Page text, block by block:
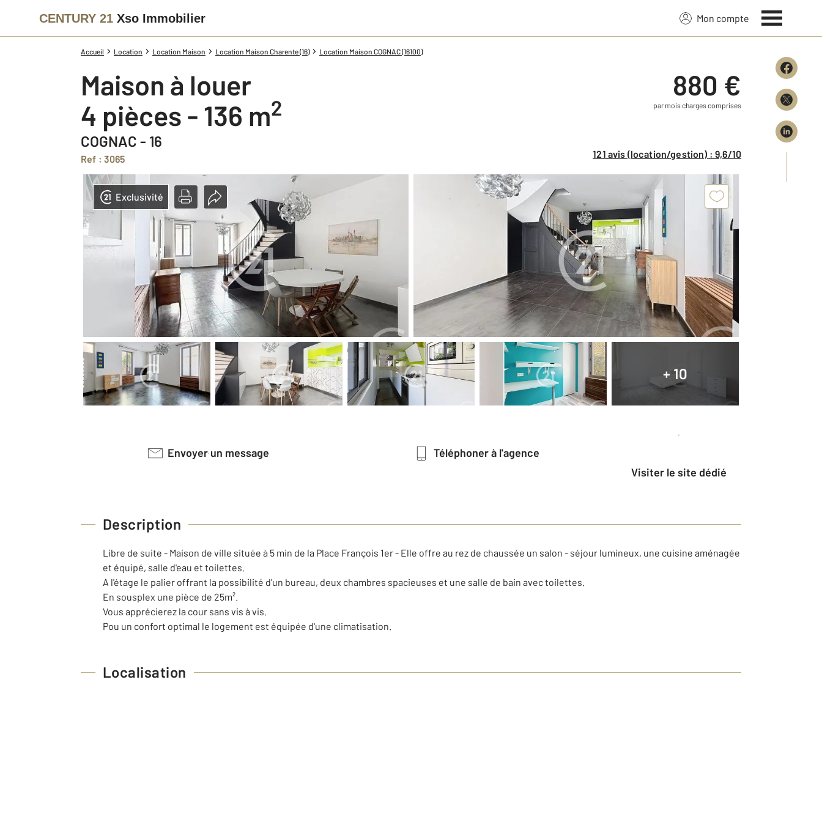
CENTURY 21 Xso Immobilier Mon compte
Accueil Location Location Maison Location Maison Charente (16) Location Maison COGNAC (16100)
Maison à louer
4 pièces - 136 m2
COGNAC - 16
Ref : 3065
880 €
par mois charges comprises
121 avis (location/gestion) : 9,6/10
+ 10
Exclusivité
Envoyer un message Téléphoner à l'agence
Visiter le site dédié
Description
Libre de suite - Maison de ville située à 5 min de la Place François 1er - Elle offre au rez de chaussée un salon - séjour lumineux, une cuisine aménagée
et équipé, salle d'eau et toilettes.
A l'étage le palier offrant la possibilité d'un bureau, deux chambres spacieuses et une salle de bain avec toilettes.
En sousplex une pièce de 25m².
Vous apprécierez la cour sans vis à vis.
Pou un confort optimal le logement est équipée d'une climatisation.
Localisation